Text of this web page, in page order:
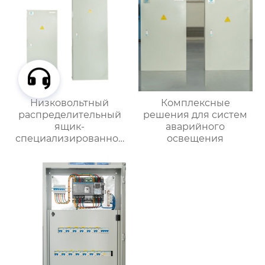
Низковольтный
распределительный
ящик-
специализированное
Комплексные
решения для систем
аварийного
освещения